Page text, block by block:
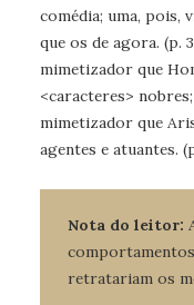
comédia; uma, pois,
que os de agora. (p.
mimetizador que
<caracteres>
mimetizador que
agentes e atuantes.
Nota do leitor:
retratariam os